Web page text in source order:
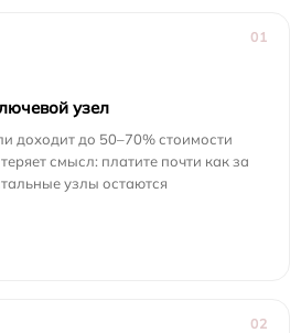
01
узел
доходит до 50–70% стоимости
смысл: платите почти как за
узлы остаются
02